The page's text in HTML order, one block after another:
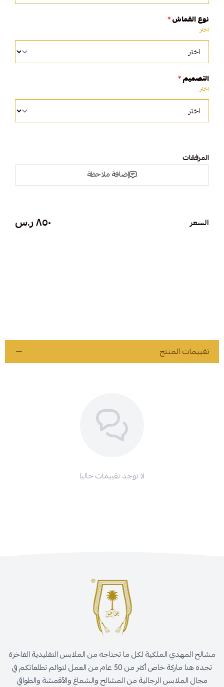
نوع القماش*
اختر
التصميم*
اختر
المرفقات
إضافة ملاحظة
السعر ٨٥٠ ر.س
تقييمات المنتج
لا توجد تقييمات حاليا
مشالح المهدي الملكية لكل ما تحتاجه من الملابس التقليدية الفاخرة
تجده هنا ماركة خاص أكثر من 50 عام من العمل لتوائم تطلعاتكم في
مجال الملابس الرجالية من المشالح والشماغ والأقمشة والطواقي